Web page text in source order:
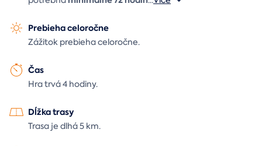
Prebieha celoročne
Zážitok prebieha celoročne.
Čas
Hra trvá 4 hodiny.
Dĺžka trasy
Trasa je dlhá 5 km.